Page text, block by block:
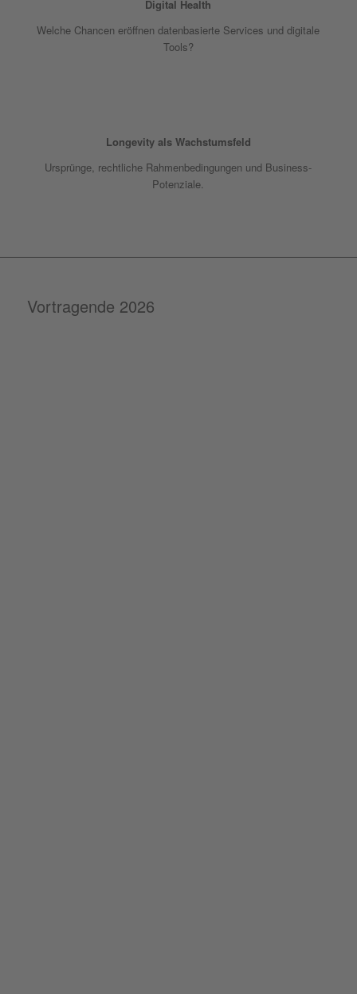
Digital Health
Welche Chancen eröffnen datenbasierte Services und digitale
Tools?
Longevity als Wachstumsfeld
Ursprünge, rechtliche Rahmenbedingungen und Business-
Potenziale.
Vortragende 2026